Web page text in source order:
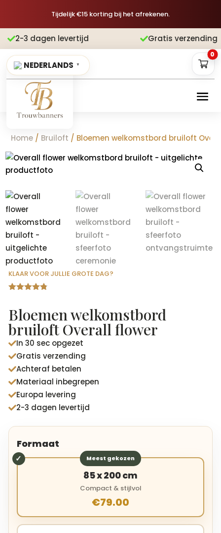
Tijdelijk €15 korting bij het afrekenen.
levertijd  Gratis verzending 
NEDERLANDS ▼
0
Home / Bruiloft / Bloemen welkomstbord bruiloft
KLAAR VOOR JULLIE GROTE DAG?
5
gebaseerd
op
klantbeoord
elingen
Bloemen welkomstbord
bruiloft Overall flower
In 30 sec opgezet
Gratis verzending
Achteraf betalen
Materiaal inbegrepen
Europa levering
2-3 dagen levertijd
Formaat
Meest gekozen
85 x 200 cm
Compact & stijlvol
€79.00